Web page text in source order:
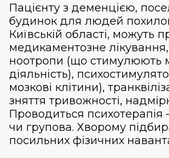
Пацієнту з деменцією,
будинок для людей
Київській області, можуть
медикаментозне
ноотропи (що стимулюють
діяльність),
мозкові клітини),
зняття тривожності,
Проводиться психотерапія
чи групова. Хворому
посильних фізичних